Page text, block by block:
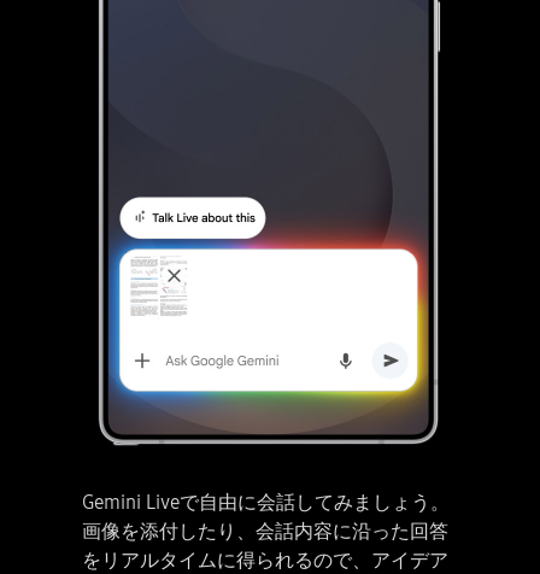
Gemini Liveで自由に会話してみましょう。
画像を添付したり、会話内容に沿った回答
をリアルタイムに得られるので、アイデア